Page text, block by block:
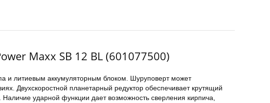
Maxx SB 12 BL (601077500)
и литиевым аккумуляторным блоком. Шуруповерт может
Двухскоростной планетарный редуктор обеспечивает крутящий
ударной функции дает возможность сверления кирпича,